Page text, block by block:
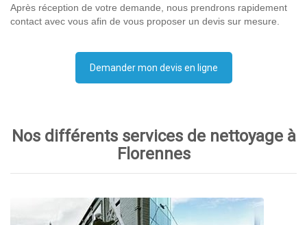
Après réception de votre demande, nous prendrons rapidement
contact avec vous afin de vous proposer un devis sur mesure.
Demander mon devis en ligne
Nos différents services de nettoyage à
Florennes